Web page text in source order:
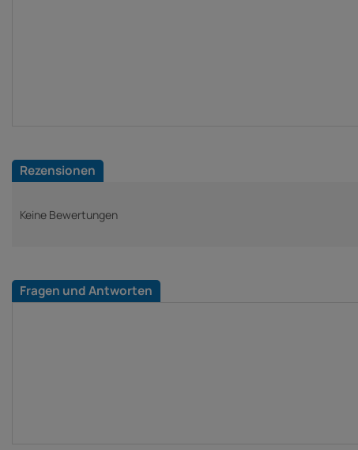
Rezensionen
Keine Bewertungen
Fragen und Antworten